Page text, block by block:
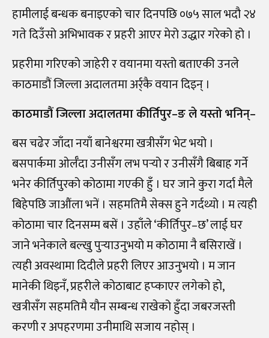
हामीलाई बन्धक बनाइएको चार दिनपछि ०७५ साल भदौ २४
गते दिउँसो अभिभावक र प्रहरी आएर मेरो उद्धार गरेको हो ।
प्रहरीमा गरिएको जाहेरी र वयानमा यस्तो बताएकी उनले
काठमाडौं जिल्ला अदालतमा अर्र्कै वयान दिइन् ।
काठमाडौं जिल्ला अदालतमा कीर्तिपुर–ङ ले यस्तो भनिन्–
बस चढेर जाँदा नयाँ बानेश्वरमा खत्रीसँग भेट भयो ।
बसपार्कमा ओर्लँदा उनीसँग लभ पर्‍यो र उनीसँगै बिबाह गर्ने
भनेर कीर्तिपुरको कोठामा गएकी हुँ । घर जाने कुरा गर्दा मैले
बिहेपछि जाऔंला भनें । सहमतिमै सेक्स हुने गर्दथ्यो । म त्यही
कोठामा चार दिनसम्म बसें । उहाँले ‘कीर्तिपुर–छ’ लाई घर
जाने भनेकाले बल्खु पुर्‍याउनुभयो म कोठामा नै बसिराखें ।
त्यही अवस्थामा दिदीले प्रहरी लिएर आउनुभयो । म जान
मानेकी थिइनँ, प्रहरीले कोठाबाट हप्काएर लगेको हो,
खत्रीसँग सहमतिमै यौन सम्बन्ध राखेको हुँदा जबरजस्ती
करणी र अपहरणमा उनीमाथि सजाय नहोस् ।